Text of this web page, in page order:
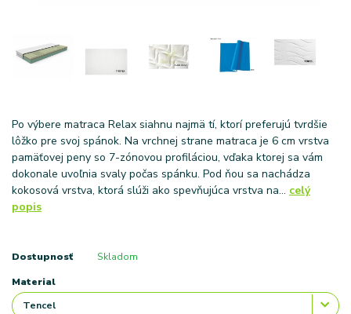
Po výbere matraca Relax siahnu najmä tí, ktorí preferujú tvrdšie
lôžko pre svoj spánok. Na vrchnej strane matraca je 6 cm vrstva
pamäťovej peny so 7-zónovou profiláciou, vďaka ktorej sa vám
dokonale uvoľnia svaly počas spánku. Pod ňou sa nachádza
kokosová vrstva, ktorá slúži ako spevňujúca vrstva na... celý
popis
Dostupnosť Skladom
Material